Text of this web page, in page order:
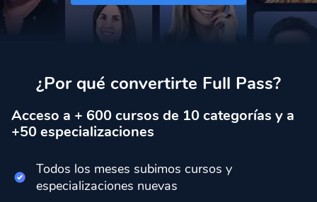
¿Por qué convertirte Full Pass?
Acceso a + 600 cursos de 10 categorías y a
+50 especializaciones
Todos los meses subimos cursos y
especializaciones nuevas